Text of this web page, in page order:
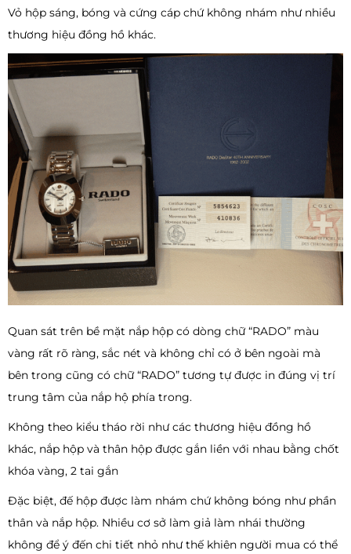
Vỏ hộp sáng, bóng và cứng cáp chứ không nhám như nhiều
thương hiệu đồng hồ khác.
Quan sát trên bề mặt nắp hộp có dòng chữ “RADO” màu
vàng rất rõ ràng, sắc nét và không chỉ có ở bên ngoài mà
bên trong cũng có chữ “RADO” tương tự được in đúng vị trí
trung tâm của nắp hộ phía trong.
Không theo kiểu tháo rời như các thương hiệu đồng hồ
khác, nắp hộp và thân hộp được gắn liền với nhau bằng chốt
khóa vàng, 2 tai gắn
Đặc biệt, đế hộp được làm nhám chứ không bóng như phần
thân và nắp hộp. Nhiều cơ sở làm giả làm nhái thường
không để ý đến chi tiết nhỏ như thế khiên người mua có thể